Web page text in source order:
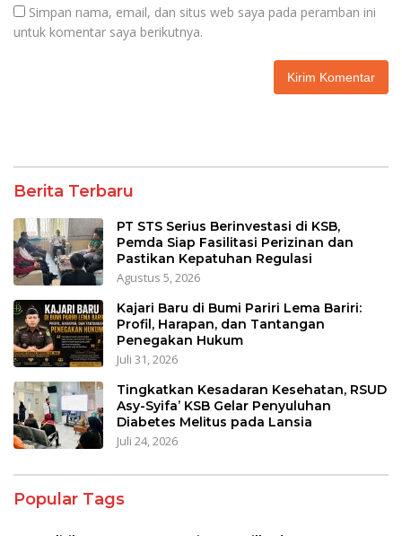
Simpan nama, email, dan situs web saya pada peramban ini
untuk komentar saya berikutnya.
Berita Terbaru
PT STS Serius Berinvestasi di KSB,
Pemda Siap Fasilitasi Perizinan dan
Pastikan Kepatuhan Regulasi
Agustus 5, 2026
Kajari Baru di Bumi Pariri Lema Bariri:
Profil, Harapan, dan Tantangan
Penegakan Hukum
Juli 31, 2026
Tingkatkan Kesadaran Kesehatan, RSUD
Asy-Syifa’ KSB Gelar Penyuluhan
Diabetes Melitus pada Lansia
Juli 24, 2026
Popular Tags